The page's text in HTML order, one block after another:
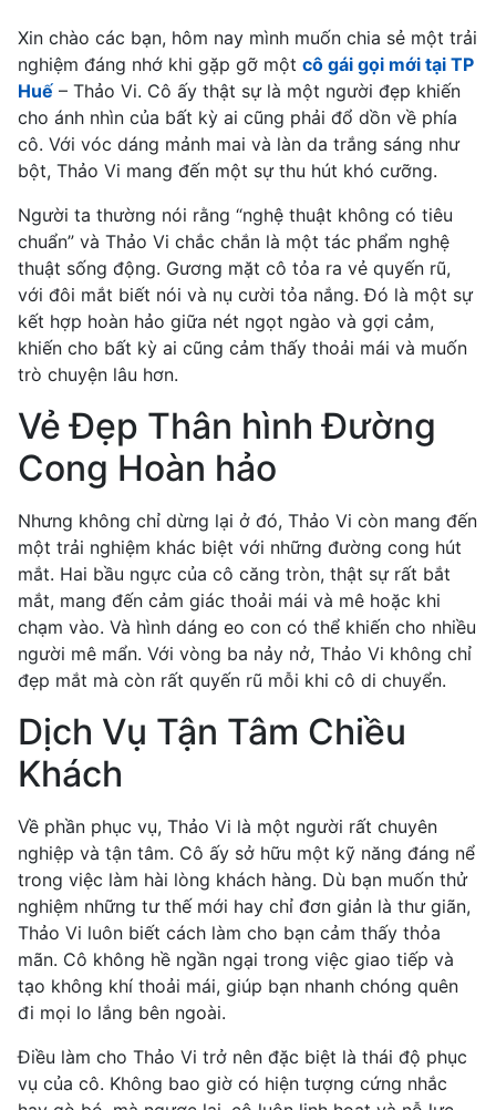
Xin chào các bạn, hôm nay mình muốn chia sẻ một trải
nghiệm đáng nhớ khi gặp gỡ một cô gái gọi mới tại TP
Huế – Thảo Vi. Cô ấy thật sự là một người đẹp khiến
cho ánh nhìn của bất kỳ ai cũng phải đổ dồn về phía
cô. Với vóc dáng mảnh mai và làn da trắng sáng như
bột, Thảo Vi mang đến một sự thu hút khó cưỡng.
Người ta thường nói rằng “nghệ thuật không có tiêu
chuẩn” và Thảo Vi chắc chắn là một tác phẩm nghệ
thuật sống động. Gương mặt cô tỏa ra vẻ quyến rũ,
với đôi mắt biết nói và nụ cười tỏa nắng. Đó là một sự
kết hợp hoàn hảo giữa nét ngọt ngào và gợi cảm,
khiến cho bất kỳ ai cũng cảm thấy thoải mái và muốn
trò chuyện lâu hơn.
Vẻ Đẹp Thân hình Đường
Cong Hoàn hảo
Nhưng không chỉ dừng lại ở đó, Thảo Vi còn mang đến
một trải nghiệm khác biệt với những đường cong hút
mắt. Hai bầu ngực của cô căng tròn, thật sự rất bắt
mắt, mang đến cảm giác thoải mái và mê hoặc khi
chạm vào. Và hình dáng eo con có thể khiến cho nhiều
người mê mẩn. Với vòng ba nảy nở, Thảo Vi không chỉ
đẹp mắt mà còn rất quyến rũ mỗi khi cô di chuyển.
Dịch Vụ Tận Tâm Chiều
Khách
Về phần phục vụ, Thảo Vi là một người rất chuyên
nghiệp và tận tâm. Cô ấy sở hữu một kỹ năng đáng nể
trong việc làm hài lòng khách hàng. Dù bạn muốn thử
nghiệm những tư thế mới hay chỉ đơn giản là thư giãn,
Thảo Vi luôn biết cách làm cho bạn cảm thấy thỏa
mãn. Cô không hề ngần ngại trong việc giao tiếp và
tạo không khí thoải mái, giúp bạn nhanh chóng quên
đi mọi lo lắng bên ngoài.
Điều làm cho Thảo Vi trở nên đặc biệt là thái độ phục
vụ của cô. Không bao giờ có hiện tượng cứng nhắc